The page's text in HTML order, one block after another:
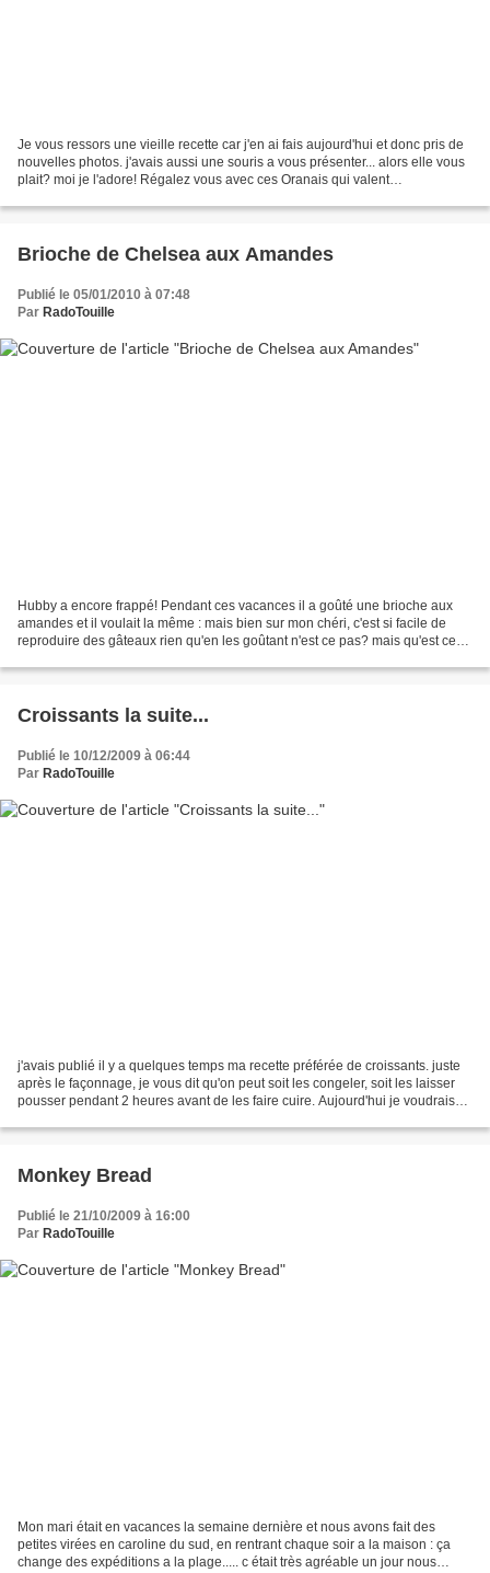
Je vous ressors une vieille recette car j'en ai fais aujourd'hui et donc pris de
nouvelles photos. j'avais aussi une souris a vous présenter... alors elle vous
plait? moi je l'adore! Régalez vous avec ces Oranais qui valent
Brioche de Chelsea aux Amandes
Publié le 05/01/2010 à 07:48
Par RadoTouille
Hubby a encore frappé! Pendant ces vacances il a goûté une brioche aux
amandes et il voulait la même : mais bien sur mon chéri, c'est si facile de
reproduire des gâteaux rien qu'en les goûtant n'est ce pas? mais qu'est ce
Croissants la suite...
Publié le 10/12/2009 à 06:44
Par RadoTouille
j'avais publié il y a quelques temps ma recette préférée de croissants. juste
après le façonnage, je vous dit qu'on peut soit les congeler, soit les laisser
pousser pendant 2 heures avant de les faire cuire. Aujourd'hui je voudrais
Monkey Bread
Publié le 21/10/2009 à 16:00
Par RadoTouille
Mon mari était en vacances la semaine dernière et nous avons fait des
petites virées en caroline du sud, en rentrant chaque soir a la maison : ça
change des expéditions a la plage..... c était très agréable un jour nous